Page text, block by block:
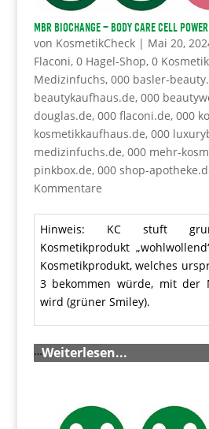
MBR BioChange – Body Care Cell
von KosmetikCheck| Mai 20,
Flaconi, 0 Hagel-Shop, 0
Medizinfuchs, 000 basler-
beautykaufhaus.de, 000
douglas.de, 000 flaconi.de, 000
kosmetikkaufhaus.de, 000
medizinfuchs.de, 000 mehr-
pinkbox.de, 000 shop-
Kommentare
Hinweis: KC stuft
Kosmetikprodukt
Kosmetikprodukt, welches
3 bekommen würde, mit der
wird (grüner Smiley).
…Weiterlesen...